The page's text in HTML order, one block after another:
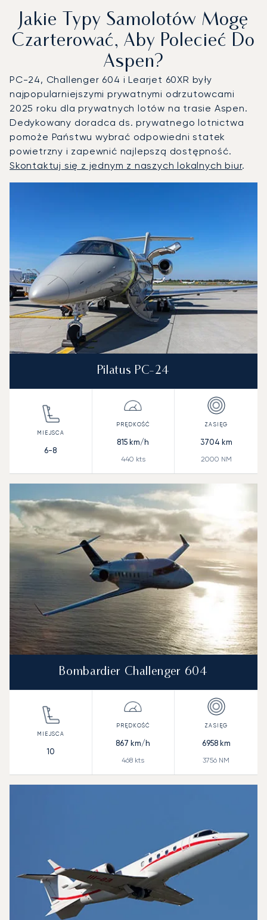
Jakie Typy Samolotów Mogę
Czarterować, Aby Polecieć Do
Aspen?
PC-24, Challenger 604 i Learjet 60XR były
najpopularniejszymi prywatnymi odrzutowcami
2025 roku dla prywatnych lotów na trasie Aspen.
Dedykowany doradca ds. prywatnego lotnictwa
pomoże Państwu wybrać odpowiedni statek
powietrzny i zapewnić najlepszą dostępność.
Skontaktuj się z jednym z naszych lokalnych biur.
Pilatus PC-24
6-8
815 km/h
440 kts
3704 km
2000 NM
Bombardier Challenger 604
10
867 km/h
468 kts
6958km
3756 NM